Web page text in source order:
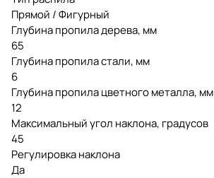
Прямой / Фигурный
Глубина пропила дерева, мм
65
Глубина пропила стали, мм
6
Глубина пропила цветного металла, мм
12
Максимальный угол наклона, градусов
45
Регулировка наклона
Да